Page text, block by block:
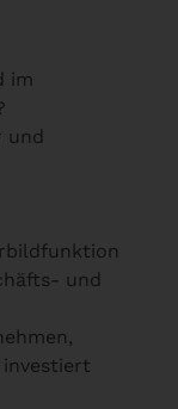
im
und
und
investiert